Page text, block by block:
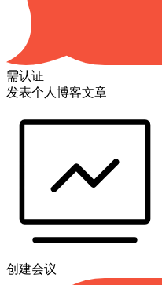
需认证
发表个人博客文章
创建会议